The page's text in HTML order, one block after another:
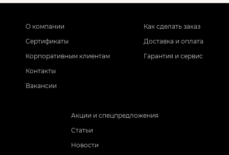
О компании
Сертификаты
Корпоративным клиентам
Контакты
Вакансии
Как сделать заказ
Доставка и оплата
Гарантия и сервис
Акции и спецпредложения
Статьи
Новости